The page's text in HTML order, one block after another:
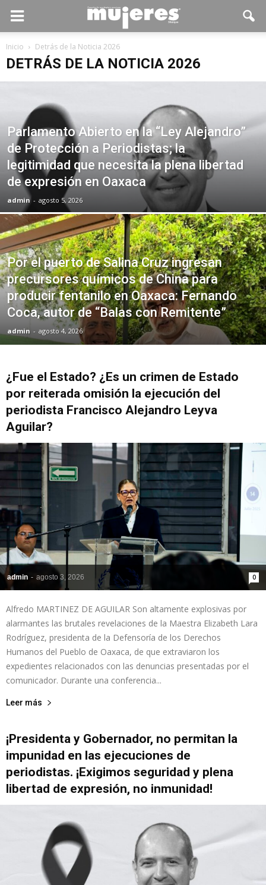
Inicio Detrás de la Noticia 2026
DETRÁS DE LA NOTICIA 2026
Parlamento Abierto en la “Ley Alejandro”
de Protección a Periodistas; la
legitimidad que necesita la plena libertad
de expresión en Oaxaca
admin - agosto 5, 2026
Por el puerto de Salina Cruz ingresan
precursores químicos de China para
producir fentanilo en Oaxaca: Fernando
Coca, autor de “Balas con Remitente”
admin - agosto 4, 2026
¿Fue el Estado? ¿Es un crimen de Estado
por reiterada omisión la ejecución del
periodista Francisco Alejandro Leyva
Aguilar?
admin - agosto 3, 2026 0
Alfredo MARTINEZ DE AGUILAR Son altamente explosivas por
alarmantes las brutales revelaciones de la Maestra Elizabeth Lara
Rodríguez, presidenta de la Defensoría de los Derechos
Humanos del Pueblo de Oaxaca, de que extraviaron los
expedientes relacionados con las denuncias presentadas por el
comunicador. Durante una conferencia...
Leer más
¡Presidenta y Gobernador, no permitan la
impunidad en las ejecuciones de
periodistas. ¡Exigimos seguridad y plena
libertad de expresión, no inmunidad!